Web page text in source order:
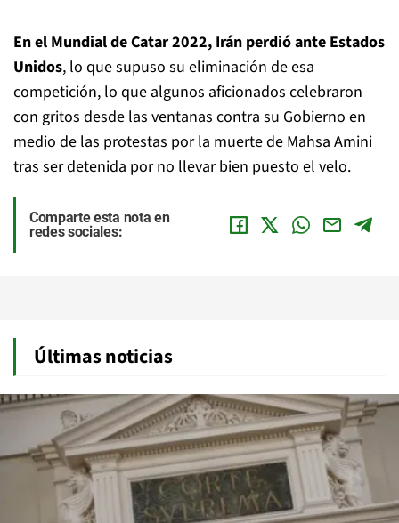
En el Mundial de Catar 2022, Irán perdió ante Estados
Unidos, lo que supuso su eliminación de esa
competición, lo que algunos aficionados celebraron
con gritos desde las ventanas contra su Gobierno en
medio de las protestas por la muerte de Mahsa Amini
tras ser detenida por no llevar bien puesto el velo.
Comparte esta nota en
redes sociales:
Últimas noticias